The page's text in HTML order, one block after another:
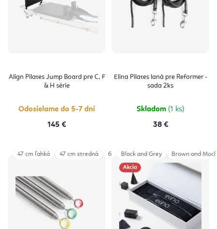
Align Pilates Jump Board pre C, F
& H série
Odosielame do 5-7 dní
145 €
Elina Pilates laná pre Reformer -
sada 2ks
Skladom (1 ks)
38 €
47 cm ľahká 47 cm stredná 63 cm ľahká 63 cm stredná
Akcia
Black and Grey Brown and